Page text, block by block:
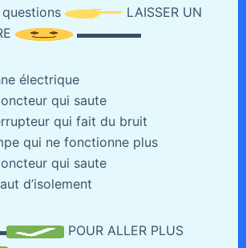
LAISSER UN
▬▬▬▬▬
électrique
qui saute
qui fait du bruit
qui ne fonctionne plus
qui saute
d’isolement
POUR ALLER PLUS